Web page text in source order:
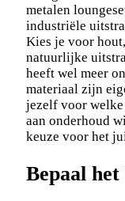
metalen
industriële
Kies je voor
natuurlijke
heeft wel meer
materiaal zijn
jezelf voor
aan onderhoud
keuze voor het
Bepaal